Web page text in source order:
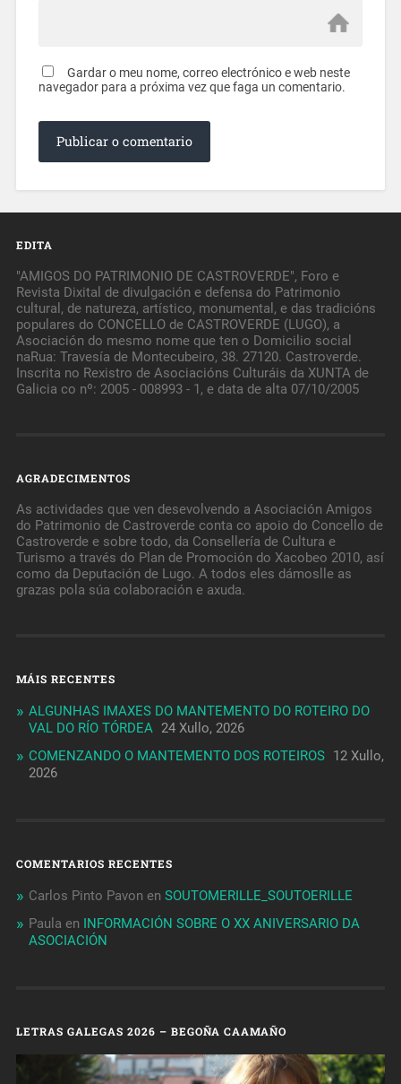
Gardar o meu nome, correo electrónico e web neste
navegador para a próxima vez que faga un comentario.
EDITA
"AMIGOS DO PATRIMONIO DE CASTROVERDE", Foro e
Revista Dixital de divulgación e defensa do Patrimonio
cultural, de natureza, artístico, monumental, e das tradicións
populares do CONCELLO de CASTROVERDE (LUGO), a
Asociación do mesmo nome que ten o Domicilio social
naRua: Travesía de Montecubeiro, 38. 27120. Castroverde.
Inscrita no Rexistro de Asociacións Culturáis da XUNTA de
Galicia co nº: 2005 - 008993 - 1, e data de alta 07/10/2005
AGRADECIMENTOS
As actividades que ven desevolvendo a Asociación Amigos
do Patrimonio de Castroverde conta co apoio do Concello de
Castroverde e sobre todo, da Consellería de Cultura e
Turismo a través do Plan de Promoción do Xacobeo 2010, así
como da Deputación de Lugo. A todos eles dámoslle as
grazas pola súa colaboración e axuda.
MÁIS RECENTES
ALGUNHAS IMAXES DO MANTEMENTO DO ROTEIRO DO
VAL DO RÍO TÓRDEA 24 Xullo, 2026
COMENZANDO O MANTEMENTO DOS ROTEIROS 12 Xullo,
2026
COMENTARIOS RECENTES
Carlos Pinto Pavon en SOUTOMERILLE_SOUTOERILLE
Paula en INFORMACIÓN SOBRE O XX ANIVERSARIO DA
ASOCIACIÓN
LETRAS GALEGAS 2026 – BEGOÑA CAAMAÑO